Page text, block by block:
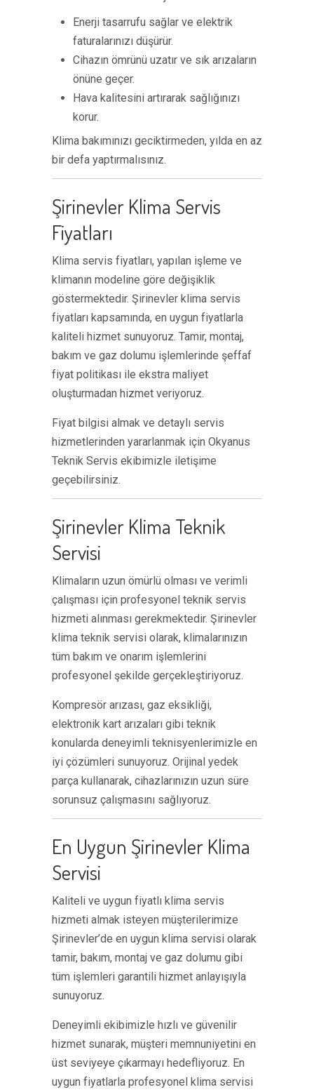
Enerji tasarrufu sağlar ve elektrik
faturalarınızı düşürür.
Cihazın ömrünü uzatır ve sık arızaların
önüne geçer.
Hava kalitesini artırarak sağlığınızı
korur.
Klima bakımınızı geciktirmeden, yılda en az
bir defa yaptırmalısınız.
Şirinevler Klima Servis
Fiyatları
Klima servis fiyatları, yapılan işleme ve
klimanın modeline göre değişiklik
göstermektedir. Şirinevler klima servis
fiyatları kapsamında, en uygun fiyatlarla
kaliteli hizmet sunuyoruz. Tamir, montaj,
bakım ve gaz dolumu işlemlerinde şeffaf
fiyat politikası ile ekstra maliyet
oluşturmadan hizmet veriyoruz.
Fiyat bilgisi almak ve detaylı servis
hizmetlerinden yararlanmak için Okyanus
Teknik Servis ekibimizle iletişime
geçebilirsiniz.
Şirinevler Klima Teknik
Servisi
Klimaların uzun ömürlü olması ve verimli
çalışması için profesyonel teknik servis
hizmeti alınması gerekmektedir. Şirinevler
klima teknik servisi olarak, klimalarınızın
tüm bakım ve onarım işlemlerini
profesyonel şekilde gerçekleştiriyoruz.
Kompresör arızası, gaz eksikliği,
elektronik kart arızaları gibi teknik
konularda deneyimli teknisyenlerimizle en
iyi çözümleri sunuyoruz. Orijinal yedek
parça kullanarak, cihazlarınızın uzun süre
sorunsuz çalışmasını sağlıyoruz.
En Uygun Şirinevler Klima
Servisi
Kaliteli ve uygun fiyatlı klima servis
hizmeti almak isteyen müşterilerimize
Şirinevler’de en uygun klima servisi olarak
tamir, bakım, montaj ve gaz dolumu gibi
tüm işlemleri garantili hizmet anlayışıyla
sunuyoruz.
Deneyimli ekibimizle hızlı ve güvenilir
hizmet sunarak, müşteri memnuniyetini en
üst seviyeye çıkarmayı hedefliyoruz. En
uygun fiyatlarla profesyonel klima servisi